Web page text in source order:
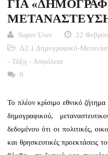
ΓΙΑ
Super User
22
Δ2.1 Δημογραφικό-
- Τάξη - Ασφάλεια
0
Το πλέον κρίσιμο εθνικό
δημογραφικού,
δεδομένου ότι οι πολιτικές,
και θρησκευτικές προεκτάσεις